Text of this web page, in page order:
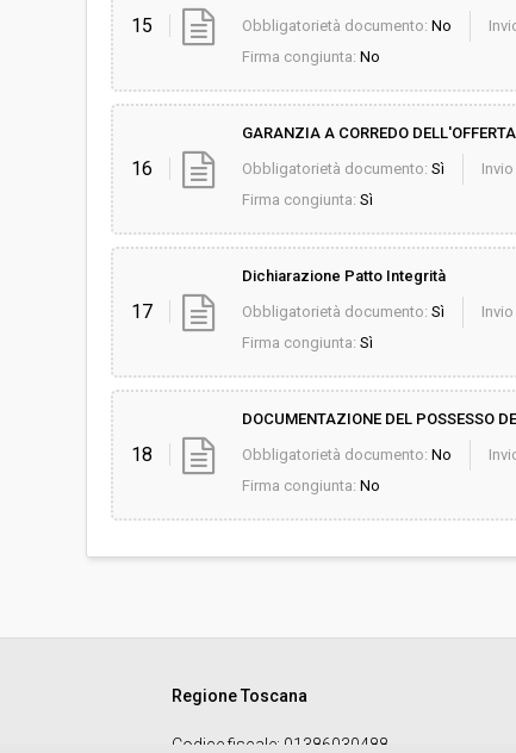
15
Obbligatorietà documento: No
Firma congiunta: No
16
GARANZIA A CORREDO
Obbligatorietà documento: Sì
Firma congiunta: Sì
17
Dichiarazione Patto Integrità
Obbligatorietà documento: Sì
Firma congiunta: Sì
18
DOCUMENTAZIONE DEL POSSESSO
Obbligatorietà documento: No
Firma congiunta: No
Regione Toscana
Codice fiscale: 01386030488